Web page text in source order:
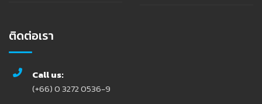
ติดต่อเรา
Call us:
(+66) 0 3272 0536-9